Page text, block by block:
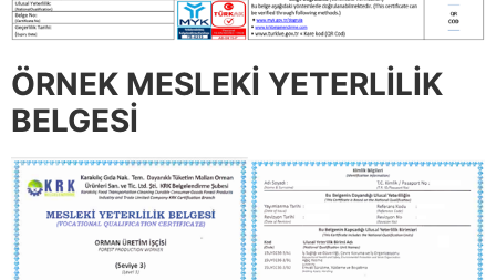
ÖRNEK MESLEKİ YETERLİLİK
BELGESİ